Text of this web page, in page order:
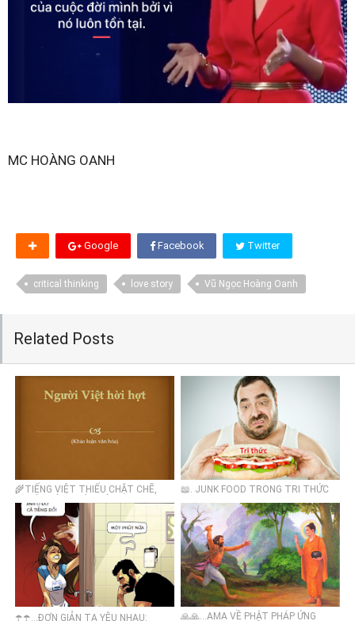
MC HOÀNG OANH
Google Facebook Twitter
critical thinking love story Vũ Ngọc Hoàng Oanh
Related Posts
🌾TIẾNG VIỆT THIẾU CHẶT CHẼ,
NGƯỜI VIỆT THỪA HỜI HỢT 🌾
📖. JUNK FOOD TRONG TRI THỨC
☂️☂️...ĐƠN GIẢN TA YÊU NHAU: 🙏🙏...AMA VỀ PHẬT PHÁP ỨNG